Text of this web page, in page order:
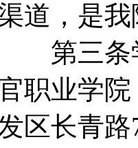
道，是
第三条
职业学
发区长青